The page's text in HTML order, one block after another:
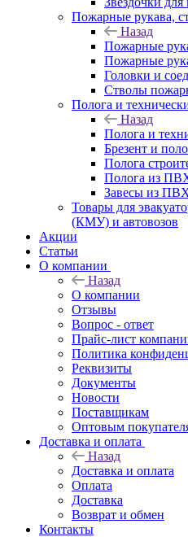
Пожарные рукава,
Назад
Пожарные
Пожарные
Головки и
Стволы
Полога и
Назад
Полога и
Брезент и
Полога
Полога из
Завесы из
Товары для
(КМУ) и автовозов
Акции
Статьи
О компании
Назад
О компании
Отзывы
Вопрос - ответ
Прайс-лист
Политика
Реквизиты
Документы
Новости
Поставщикам
Оптовым
Доставка и оплата
Назад
Доставка и оплата
Оплата
Доставка
Возврат и обмен
Контакты